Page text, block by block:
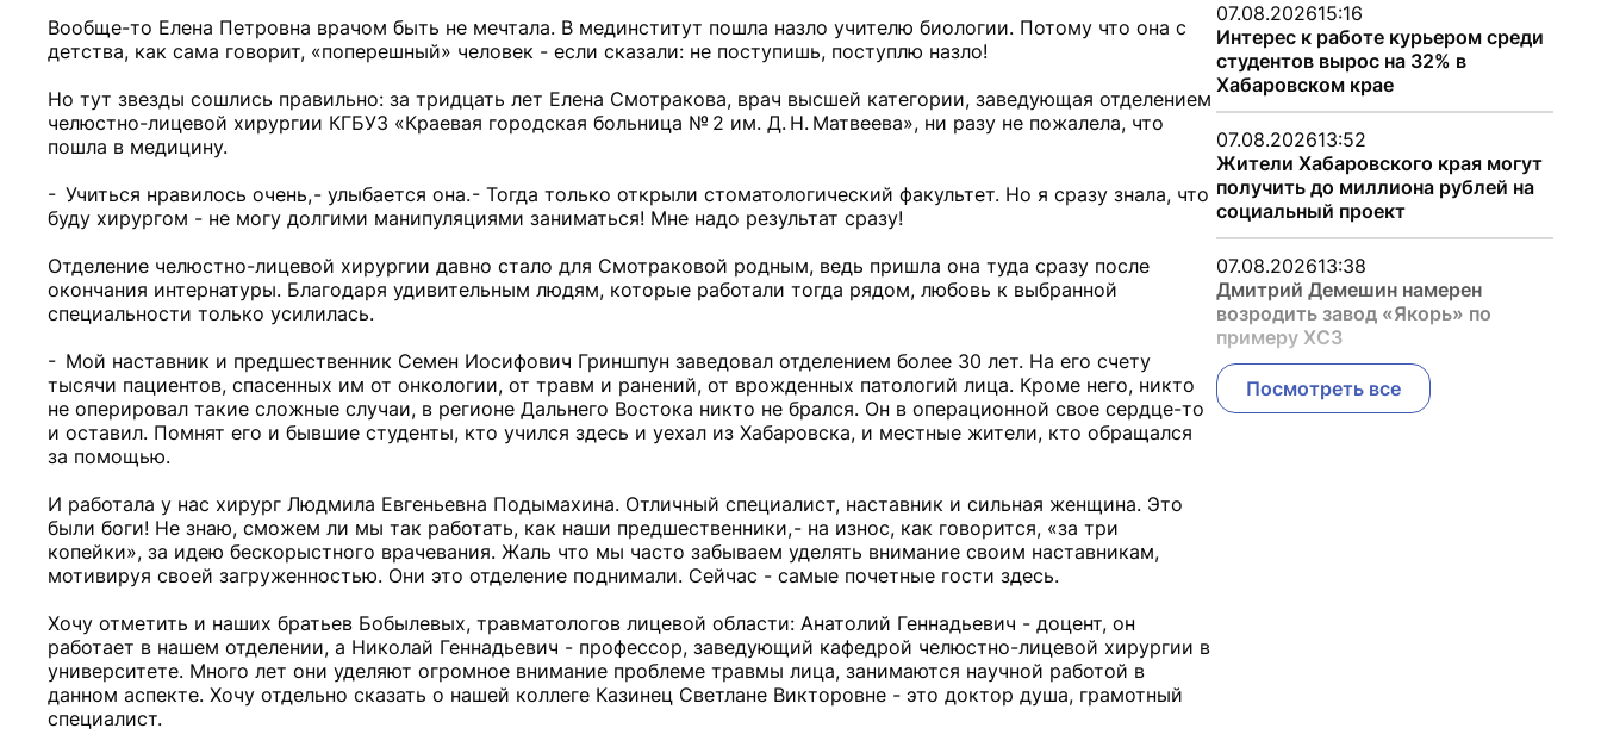
Вообще-то Елена Петровна врачом быть не мечтала. В мединститут пошла назло учителю биологии. Потому что она с
детства, как сама говорит, «поперешный» человек - если сказали: не поступишь, поступлю назло!
Но тут звезды сошлись правильно: за тридцать лет Елена Смотракова, врач высшей категории, заведующая отделением
челюстно-лицевой хирургии КГБУЗ «Краевая городская больница № 2 им. Д. Н. Матвеева», ни разу не пожалела, что
пошла в медицину.
- Учиться нравилось очень, - улыбается она. - Тогда только открыли стоматологический факультет. Но я сразу знала, что
буду хирургом - не могу долгими манипуляциями заниматься! Мне надо результат сразу!
Отделение челюстно-лицевой хирургии давно стало для Смотраковой родным, ведь пришла она туда сразу после
окончания интернатуры. Благодаря удивительным людям, которые работали тогда рядом, любовь к выбранной
специальности только усилилась.
- Мой наставник и предшественник Семен Иосифович Гриншпун заведовал отделением более 30 лет. На его счету
тысячи пациентов, спасенных им от онкологии, от травм и ранений, от врожденных патологий лица. Кроме него, никто
не оперировал такие сложные случаи, в регионе Дальнего Востока никто не брался. Он в операционной свое сердце-то
и оставил. Помнят его и бывшие студенты, кто учился здесь и уехал из Хабаровска, и местные жители, кто обращался
за помощью.
И работала у нас хирург Людмила Евгеньевна Подымахина. Отличный специалист, наставник и сильная женщина. Это
были боги! Не знаю, сможем ли мы так работать, как наши предшественники, - на износ, как говорится, «за три
копейки», за идею бескорыстного врачевания. Жаль что мы часто забываем уделять внимание своим наставникам,
мотивируя своей загруженностью. Они это отделение поднимали. Сейчас - самые почетные гости здесь.
Хочу отметить и наших братьев Бобылевых, травматологов лицевой области: Анатолий Геннадьевич - доцент, он
работает в нашем отделении, а Николай Геннадьевич - профессор, заведующий кафедрой челюстно-лицевой хирургии в
университете. Много лет они уделяют огромное внимание проблеме травмы лица, занимаются научной работой в
данном аспекте. Хочу отдельно сказать о нашей коллеге Казинец Светлане Викторовне - это доктор душа, грамотный
специалист.
07.08.202615:16
Интерес к работе курьером среди
студентов вырос на 32% в
Хабаровском крае
07.08.202613:52
Жители Хабаровского края могут
получить до миллиона рублей на
социальный проект
07.08.202613:38
Дмитрий Демешин намерен
возродить завод «Якорь» по
примеру ХСЗ
Посмотреть все